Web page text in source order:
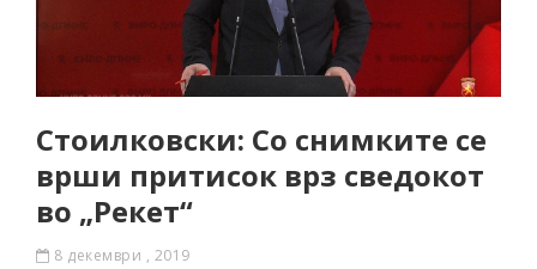
Стоилковски: Со снимките се
врши притисок врз сведокот
во „Рекет“
8 декември , 2019